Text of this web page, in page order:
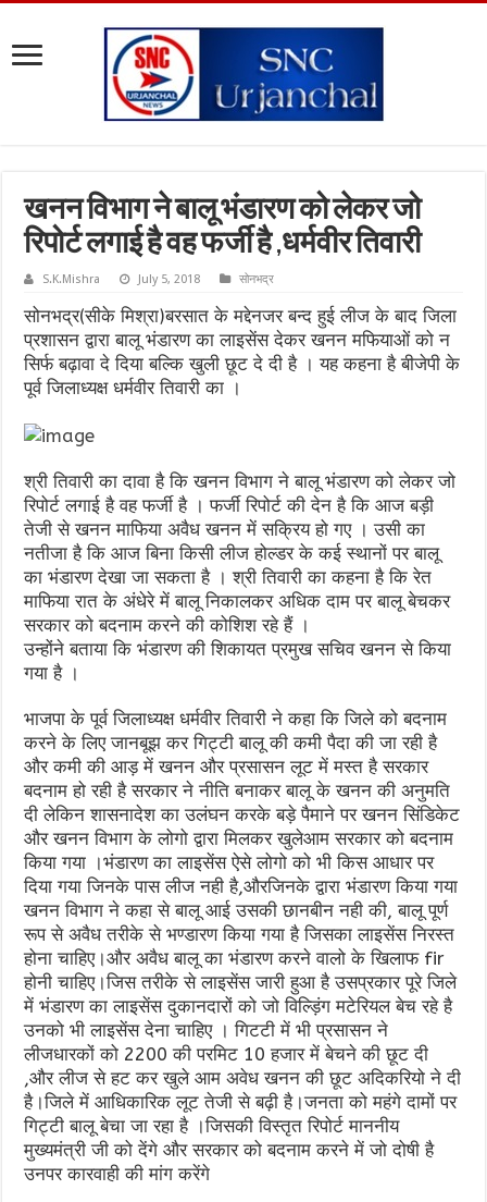
खनन विभाग ने बालू भंडारण को लेकर जो
रिपोर्ट लगाई है वह फर्जी है ,धर्मवीर तिवारी
S.K.Mishra July 5, 2018 सोनभद्र
सोनभद्र(सीके मिश्रा)बरसात के मद्देनजर बन्द हुई लीज के बाद जिला
प्रशासन द्वारा बालू भंडारण का लाइसेंस देकर खनन मफियाओं को न
सिर्फ बढ़ावा दे दिया बल्कि खुली छूट दे दी है । यह कहना है बीजेपी के
पूर्व जिलाध्यक्ष धर्मवीर तिवारी का ।
श्री तिवारी का दावा है कि खनन विभाग ने बालू भंडारण को लेकर जो
रिपोर्ट लगाई है वह फर्जी है । फर्जी रिपोर्ट की देन है कि आज बड़ी
तेजी से खनन माफिया अवैध खनन में सक्रिय हो गए । उसी का
नतीजा है कि आज बिना किसी लीज होल्डर के कई स्थानों पर बालू
का भंडारण देखा जा सकता है । श्री तिवारी का कहना है कि रेत
माफिया रात के अंधेरे में बालू निकालकर अधिक दाम पर बालू बेचकर
सरकार को बदनाम करने की कोशिश रहे हैं ।
उन्होंने बताया कि भंडारण की शिकायत प्रमुख सचिव खनन से किया
गया है ।
भाजपा के पूर्व जिलाध्यक्ष धर्मवीर तिवारी ने कहा कि जिले को बदनाम
करने के लिए जानबूझ कर गिट्टी बालू की कमी पैदा की जा रही है
और कमी की आड़ में खनन और प्रसासन लूट में मस्त है सरकार
बदनाम हो रही है सरकार ने नीति बनाकर बालू के खनन की अनुमति
दी लेकिन शासनादेश का उलंघन करके बड़े पैमाने पर खनन सिंडिकेट
और खनन विभाग के लोगो द्वारा मिलकर खुलेआम सरकार को बदनाम
किया गया ।भंडारण का लाइसेंस ऐसे लोगो को भी किस आधार पर
दिया गया जिनके पास लीज नही है,औरजिनके द्वारा भंडारण किया गया
खनन विभाग ने कहा से बालू आई उसकी छानबीन नही की, बालू पूर्ण
रूप से अवैध तरीके से भण्डारण किया गया है जिसका लाइसेंस निरस्त
होना चाहिए।और अवैध बालू का भंडारण करने वालो के खिलाफ fir
होनी चाहिए।जिस तरीके से लाइसेंस जारी हुआ है उसप्रकार पूरे जिले
में भंडारण का लाइसेंस दुकानदारों को जो विल्ड़िंग मटेरियल बेच रहे है
उनको भी लाइसेंस देना चाहिए । गिटटी में भी प्रसासन ने
लीजधारकों को 2200 की परमिट 10 हजार में बेचने की छूट दी
,और लीज से हट कर खुले आम अवेध खनन की छूट अदिकरियो ने दी
है।जिले में आधिकारिक लूट तेजी से बढ़ी है।जनता को महंगे दामों पर
गिट्टी बालू बेचा जा रहा है ।जिसकी विस्तृत रिपोर्ट माननीय
मुख्यमंत्री जी को देंगे और सरकार को बदनाम करने में जो दोषी है
उनपर कारवाही की मांग करेंगे